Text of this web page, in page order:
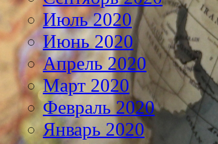
Июль 2020
Июнь 2020
Апрель 2020
Март 2020
Февраль 2020
Январь 2020